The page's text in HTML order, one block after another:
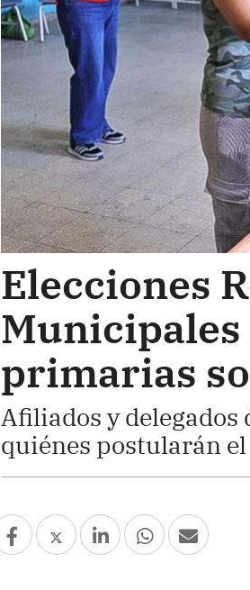
Elecciones
Municipales
primarias
Afiliados y
quiénes postularán